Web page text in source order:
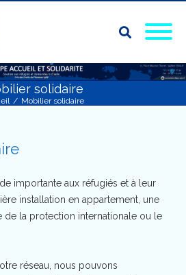
solidaire
/ Mobilier solidaire
importante aux réfugiés et à leur
installation en appartement, une
de la protection internationale ou le
réseau, nous pouvons